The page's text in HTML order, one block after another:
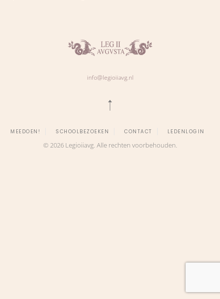
info@legioiiavg.nl
MEEDOEN! SCHOOLBEZOEKEN CONTACT LEDENLOGIN
© 2026Legioiiavg. Alle rechten voorbehouden.